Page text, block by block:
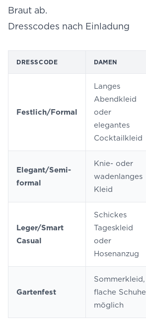
Braut ab.
Dresscodes nach Einladung
DRESSCODE DAMEN
Festlich/Formal
Langes
Abendkleid
oder
elegantes
Cocktailkleid
Elegant/Semi-
formal
Knie- oder
wadenlanges
Kleid
Leger/Smart
Casual
Schickes
Tageskleid
oder
Hosenanzug
Gartenfest
Sommerkleid,
flache Schuhe
möglich